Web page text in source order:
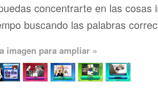
concentrarte en las cosas
buscando las palabras
imagen para ampliar »